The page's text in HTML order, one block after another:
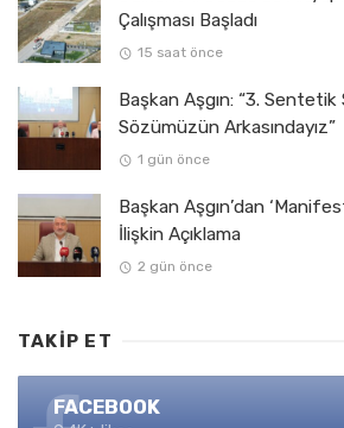
Çalışması Başladı
15 saat önce
Başkan Aşgın: “3. Sentetik
Sözümüzün Arkasındayız”
1 gün önce
Başkan Aşgın’dan
İlişkin Açıklama
2 gün önce
TAKIP ET
FACEBOOK